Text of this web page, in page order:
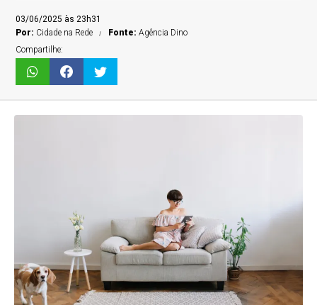
03/06/2025 às 23h31
Por: Cidade na Rede Fonte:Agência Dino
Compartilhe: